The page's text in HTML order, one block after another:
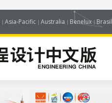
Asia-Pacific Australia Benelux Brasil